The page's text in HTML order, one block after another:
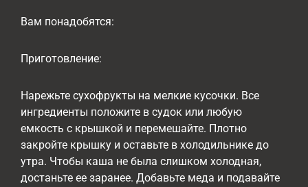
Вам понадобятся:
Приготовление:
Нарежьте сухофрукты на мелкие кусочки. Все
ингредиенты положите в судок или любую
емкость с крышкой и перемешайте. Плотно
закройте крышку и оставьте в холодильнике до
утра. Чтобы каша не была слишком холодная,
достаньте ее заранее. Добавьте меда и подавайте